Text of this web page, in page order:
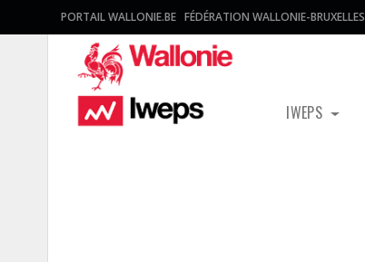
PORTAIL WALLONIE.BE FÉDÉRATION WALLONIE-BRUXELLES
IWEPS